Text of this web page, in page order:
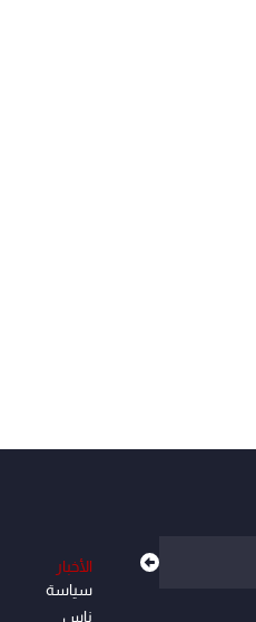
الأخبار
سياسة
ناس